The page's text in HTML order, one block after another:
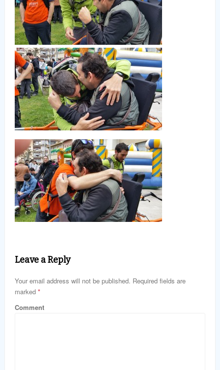
Leave a Reply
Your email address will not be published. Required fields are
marked *
Comment